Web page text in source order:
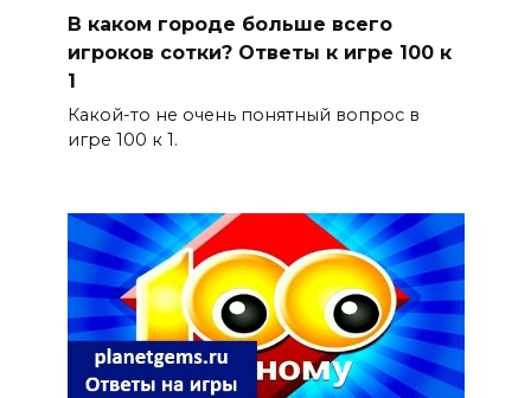
В каком городе больше всего
игроков сотки? Ответы к игре 100 к
1
Какой-то не очень понятный вопрос в
игре 100 к 1.